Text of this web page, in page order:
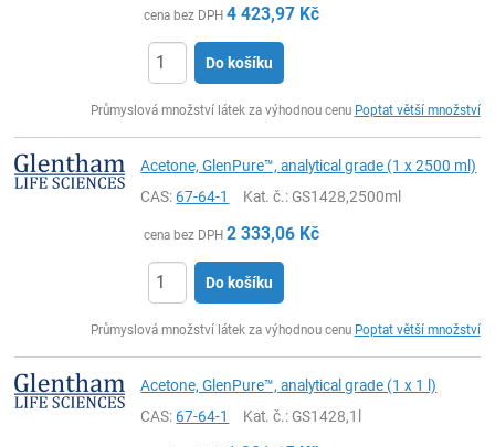
cena bez DPH 4 423,97 Kč
Do košíku
Průmyslová množství látek za výhodnou cenu Poptat větší množství
Acetone, GlenPure™, analytical grade (1 x 2500 ml)
CAS:67-64-1 Kat. č.: GS1428,2500ml
cena bez DPH 2 333,06 Kč
Do košíku
Průmyslová množství látek za výhodnou cenu Poptat větší množství
Acetone, GlenPure™, analytical grade (1 x 1 l)
CAS:67-64-1 Kat. č.: GS1428,1l